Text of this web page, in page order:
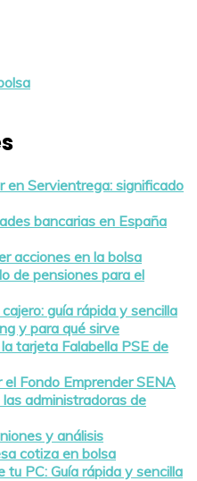
en Servientrega: significado
bancarias en España
acciones en la bolsa
de pensiones para el
guía rápida y sencilla
y para qué sirve
tarjeta Falabella PSE de
Fondo Emprender SENA
administradoras de
y análisis
cotiza en bolsa
tu PC: Guía rápida y sencilla